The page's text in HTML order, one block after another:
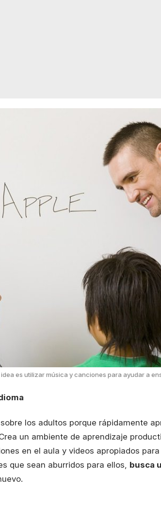
es utilizar música y canciones para ayudar a
los adultos porque rápidamente
un ambiente de aprendizaje
en el aula y videos apropiados
que sean aburridos para ellos, busca